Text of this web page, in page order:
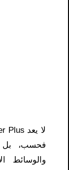
فحسب، بل
والوسائط